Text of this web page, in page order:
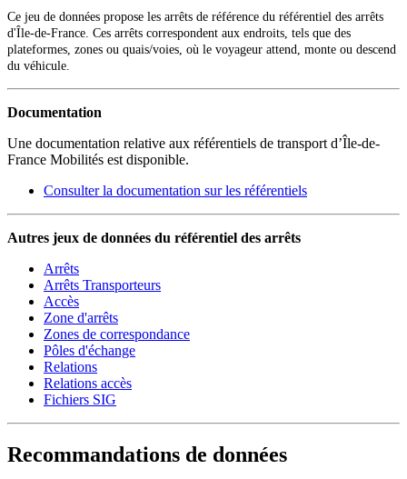
Ce jeu de données propose les arrêts de référence du référentiel des arrêts
d'Île-de-France. Ces arrêts correspondent aux endroits, tels que des
plateformes, zones ou quais/voies, où le voyageur attend, monte ou descend
du véhicule.
Documentation
Une documentation relative aux référentiels de transport d’Île-de-
France Mobilités est disponible.
Consulter la documentation sur les référentiels
Autres jeux de données du référentiel des arrêts
Arrêts
Arrêts Transporteurs
Accès
Zone d'arrêts
Zones de correspondance
Pôles d'échange
Relations
Relations accès
Fichiers SIG
Recommandations de données